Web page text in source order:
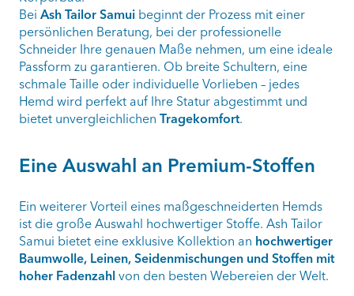
Bei Ash Tailor Samui beginnt der Prozess mit einer
persönlichen Beratung, bei der professionelle
Schneider Ihre genauen Maße nehmen, um eine ideale
Passform zu garantieren. Ob breite Schultern, eine
schmale Taille oder individuelle Vorlieben – jedes
Hemd wird perfekt auf Ihre Statur abgestimmt und
bietet unvergleichlichen Tragekomfort.
Eine Auswahl an Premium-Stoffen
Ein weiterer Vorteil eines maßgeschneiderten Hemds
ist die große Auswahl hochwertiger Stoffe. Ash Tailor
Samui bietet eine exklusive Kollektion an hochwertiger
Baumwolle, Leinen, Seidenmischungen und Stoffen mit
hoher Fadenzahl von den besten Webereien der Welt.